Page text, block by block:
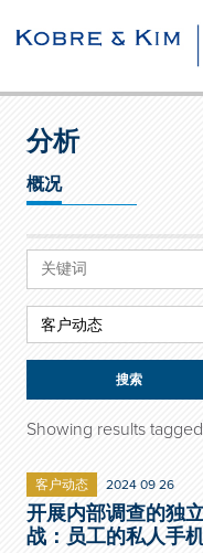
分析
概况
Showing results
客户动态 2024 09 26
开展内部调查的独
战：员工的私人手